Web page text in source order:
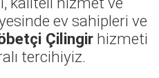
ev sahipleri ve
Çilingir hizmeti
tercihiyiz.